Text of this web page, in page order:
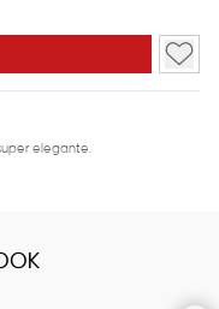
elegante.